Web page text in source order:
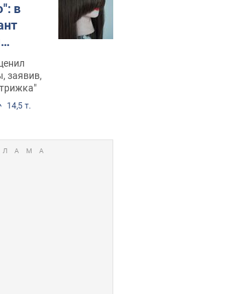
в
заявив,
14,5 т.